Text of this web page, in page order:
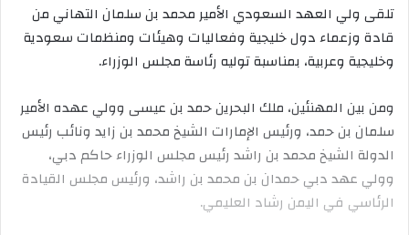
تلقى ولي العهد السعودي الأمير محمد بن سلمان التهاني من
قادة وزعماء دول خليجية وفعاليات وهيئات ومنظمات سعودية
وخليجية وعربية، بمناسبة توليه رئاسة مجلس الوزراء.
ومن بين المهنئين، ملك البحرين حمد بن عيسى وولي عهده الأمير
سلمان بن حمد، ورئيس الإمارات الشيخ محمد بن زايد ونائب رئيس
الدولة الشيخ محمد بن راشد رئيس مجلس الوزراء حاكم دبي،
وولي عهد دبي حمدان بن محمد بن راشد، ورئيس مجلس القيادة
الرئاسي في اليمن رشاد العليمي.